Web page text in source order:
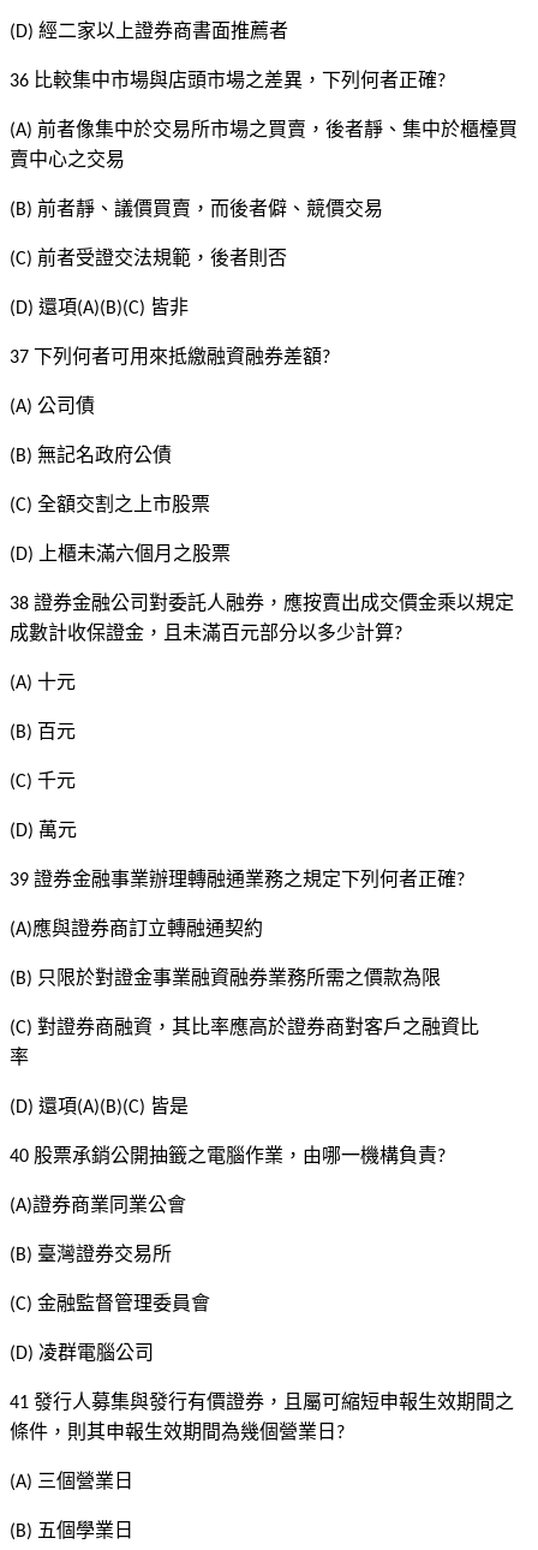
(D) 經二家以上證券商書面推薦者
36 比較集中市場與店頭市場之差異，下列何者正確?
(A) 前者像集中於交易所市場之買賣，後者靜、集中於櫃檯買
賣中心之交易
(B) 前者靜、議價買賣，而後者僻、競價交易
(C) 前者受證交法規範，後者則否
(D) 還項(A)(B)(C) 皆非
37 下列何者可用來抵繳融資融券差額?
(A) 公司債
(B) 無記名政府公債
(C) 全額交割之上市股票
(D) 上櫃未滿六個月之股票
38 證券金融公司對委託人融券，應按賣出成交價金乘以規定
成數計收保證金，且未滿百元部分以多少計算?
(A) 十元
(B) 百元
(C) 千元
(D) 萬元
39 證券金融事業辦理轉融通業務之規定下列何者正確?
(A)應與證券商訂立轉融通契約
(B) 只限於對證金事業融資融券業務所需之價款為限
(C) 對證券商融資，其比率應高於證券商對客戶之融資比
率
(D) 還項(A)(B)(C) 皆是
40 股票承銷公開抽籤之電腦作業，由哪一機構負責?
(A)證券商業同業公會
(B) 臺灣證券交易所
(C) 金融監督管理委員會
(D) 凌群電腦公司
41 發行人募集與發行有價證券，且屬可縮短申報生效期間之
條件，則其申報生效期間為幾個營業日 ?
(A) 三個營業日
(B) 五個學業日